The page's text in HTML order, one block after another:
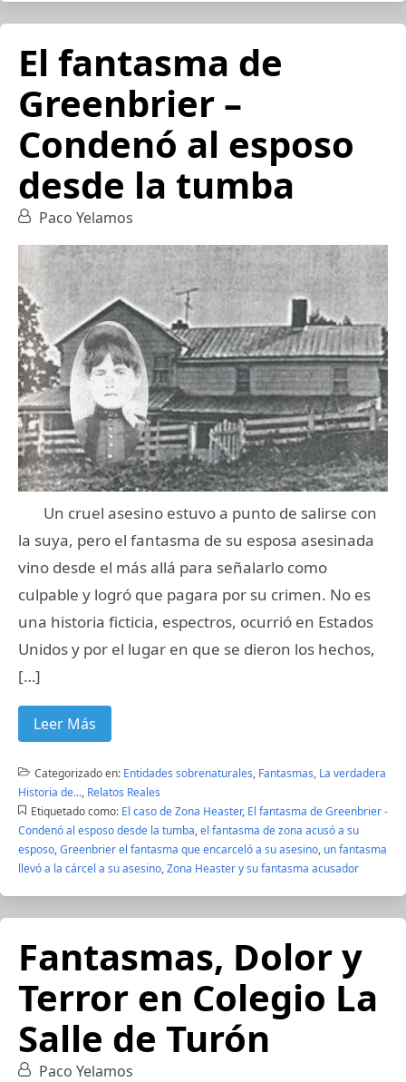
El fantasma de
Greenbrier –
Condenó al esposo
desde la tumba
Paco Yelamos
Un cruel asesino estuvo a punto de salirse con
la suya, pero el fantasma de su esposa asesinada
vino desde el más allá para señalarlo como
culpable y logró que pagara por su crimen. No es
una historia ficticia, espectros, ocurrió en Estados
Unidos y por el lugar en que se dieron los hechos,
[…]
Leer Más
Categorizado en: Entidades sobrenaturales, Fantasmas, La verdadera
Historia de..., Relatos Reales
Etiquetado como: El caso de Zona Heaster, El fantasma de Greenbrier -
Condenó al esposo desde la tumba,el fantasma de zona acusó a su
esposo,Greenbrier el fantasma que encarceló a su asesino, un fantasma
llevó a la cárcel a su asesino,Zona Heaster y su fantasma acusador
Fantasmas, Dolor y
Terror en Colegio La
Salle de Turón
Paco Yelamos